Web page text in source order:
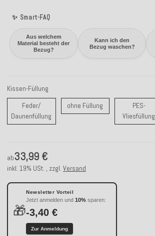
✨ Smart-FAQ
Aus welchem
Material besteht der
Bezug?
Kann ich den
Bezug waschen?
Kissen-Füllung
Feder/
Daunenfüllung Feder/ Daunenfüllung
ohne Füllung ohne FüllungPES-
Vliesfüllung
ab33,99 €
inkl. 19% USt. , zzgl. Versand
🎁
Newsletter Vorteil
Jetzt anmelden und 10% sparen:
-3,40 €
Zur Anmeldung